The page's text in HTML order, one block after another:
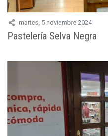
martes, 5 noviembre 2024
Pastelería Selva Negra